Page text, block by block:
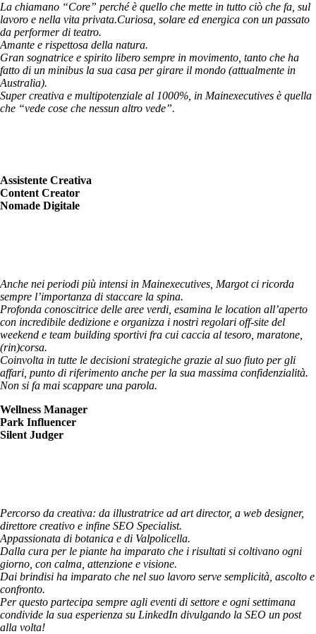
La chiamano “Core” perché è quello che mette in tutto ciò che fa, sul
lavoro e nella vita privata.Curiosa, solare ed energica con un passato
da performer di teatro.
Amante e rispettosa della natura.
Gran sognatrice e spirito libero sempre in movimento, tanto che ha
fatto di un minibus la sua casa per girare il mondo (attualmente in
Australia).
Super creativa e multipotenziale al 1000%, in Mainexecutives è quella
che “vede cose che nessun altro vede”.
Assistente Creativa
Content Creator
Nomade Digitale
Anche nei periodi più intensi in Mainexecutives, Margot ci ricorda
sempre l’importanza di staccare la spina.
Profonda conoscitrice delle aree verdi, esamina le location all’aperto
con incredibile dedizione e organizza i nostri regolari off-site del
weekend e team building sportivi fra cui caccia al tesoro, maratone,
(rin)corsa.
Coinvolta in tutte le decisioni strategiche grazie al suo fiuto per gli
affari, punto di riferimento anche per la sua massima confidenzialità.
Non si fa mai scappare una parola.
Wellness Manager
Park Influencer
Silent Judger
Percorso da creativa: da illustratrice ad art director, a web designer,
direttore creativo e infine SEO Specialist.
Appassionata di botanica e di Valpolicella.
Dalla cura per le piante ha imparato che i risultati si coltivano ogni
giorno, con calma, attenzione e visione.
Dai brindisi ha imparato che nel suo lavoro serve semplicità, ascolto e
confronto.
Per questo partecipa sempre agli eventi di settore e ogni settimana
condivide la sua esperienza su LinkedIn divulgando la SEO un post
alla volta!